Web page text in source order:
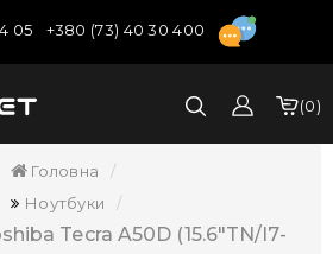
05 +380 (73) 40 30 400
0
Головна
Ноутбуки
Tecra A50D (15.6"TN/i7-